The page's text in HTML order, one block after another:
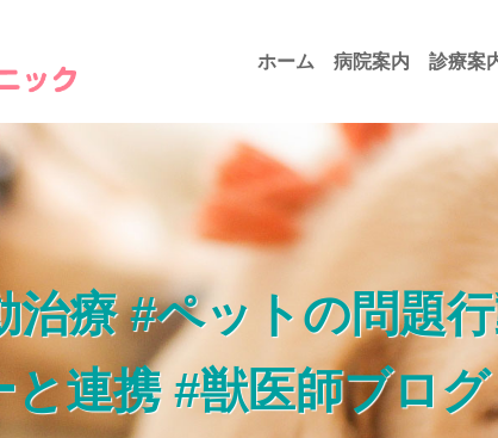
ホーム 病院案内 診療案
治療 #ペットの問題
連携 #獣医師ブロ